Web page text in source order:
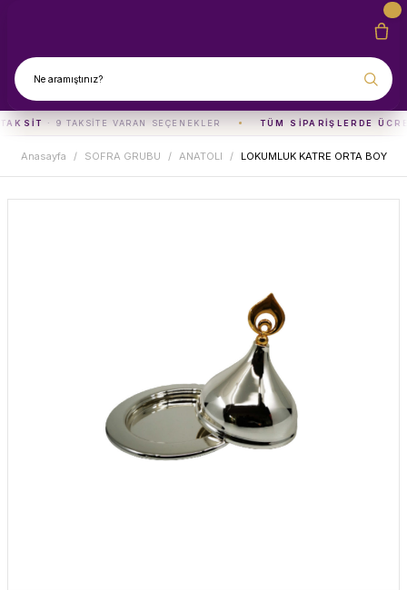
· 9 TAKSITE VARAN SEÇENEKLER TÜM SIPARIŞLERDE
Anasayfa SOFRA GRUBU ANATOLI LOKUMLUK KATRE ORTA BOY